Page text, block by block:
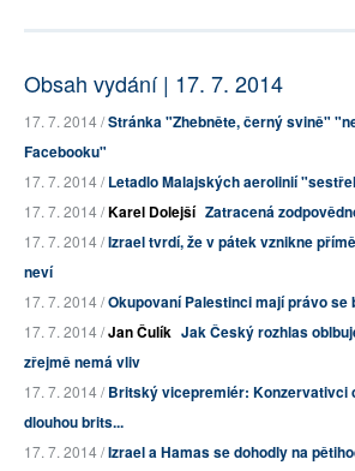
Obsah vydání | 17. 7. 2014
17. 7. 2014 /Stránka "Zhebněte, černý svině"
Facebooku"
17. 7. 2014 /Letadlo Malajských aerolinií
17. 7. 2014 /Karel Dolejší Zatracená
17. 7. 2014 /Izrael tvrdí, že v pátek vznikne
neví
17. 7. 2014 /Okupovaní Palestinci mají právo se
17. 7. 2014 /Jan Čulík Jak Český rozhlas
zřejmě nemá vliv
17. 7. 2014 /Britský vicepremiér: Konzervativci
dlouhou brits...
17. 7. 2014 /Izrael a Hamas se dohodly na